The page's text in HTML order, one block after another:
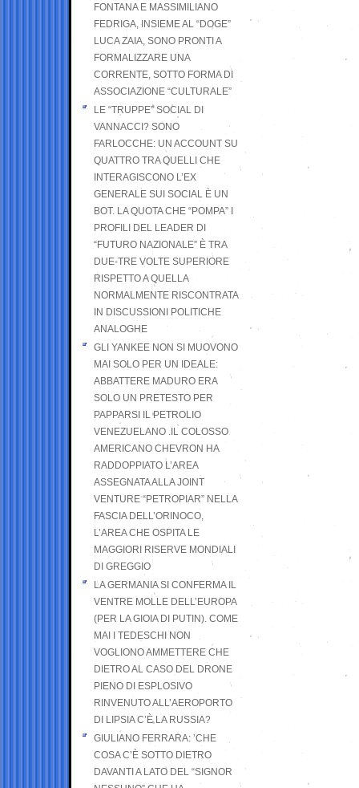
FONTANA E MASSIMILIANO
FEDRIGA, INSIEME AL “DOGE”
LUCA ZAIA, SONO PRONTI A
FORMALIZZARE UNA
CORRENTE, SOTTO FORMA DI
ASSOCIAZIONE “CULTURALE”
LE “TRUPPE” SOCIAL DI
VANNACCI? SONO
FARLOCCHE: UN ACCOUNT SU
QUATTRO TRA QUELLI CHE
INTERAGISCONO L’EX
GENERALE SUI SOCIAL È UN
BOT. LA QUOTA CHE “POMPA” I
PROFILI DEL LEADER DI
“FUTURO NAZIONALE” È TRA
DUE-TRE VOLTE SUPERIORE
RISPETTO A QUELLA
NORMALMENTE RISCONTRATA
IN DISCUSSIONI POLITICHE
ANALOGHE
GLI YANKEE NON SI MUOVONO
MAI SOLO PER UN IDEALE:
ABBATTERE MADURO ERA
SOLO UN PRETESTO PER
PAPPARSI IL PETROLIO
VENEZUELANO .IL COLOSSO
AMERICANO CHEVRON HA
RADDOPPIATO L’AREA
ASSEGNATA ALLA JOINT
VENTURE “PETROPIAR” NELLA
FASCIA DELL’ORINOCO,
L’AREA CHE OSPITA LE
MAGGIORI RISERVE MONDIALI
DI GREGGIO
LA GERMANIA SI CONFERMA IL
VENTRE MOLLE DELL’EUROPA
(PER LA GIOIA DI PUTIN). COME
MAI I TEDESCHI NON
VOGLIONO AMMETTERE CHE
DIETRO AL CASO DEL DRONE
PIENO DI ESPLOSIVO
RINVENUTO ALL’AEROPORTO
DI LIPSIA C’È LA RUSSIA?
GIULIANO FERRARA: ’CHE
COSA C’È SOTTO DIETRO
DAVANTI A LATO DEL “SIGNOR